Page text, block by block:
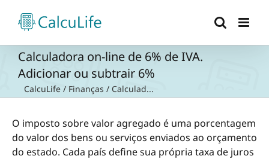
para
conteúdo
Calculadora on-line de 6% de IVA.
Adicionar ou subtrair 6%
CalcuLife / Finanças / Calculad...
O imposto sobre valor agregado é uma porcentagem
do valor dos bens ou serviços enviados ao orçamento
do estado. Cada país define sua própria taxa de juros